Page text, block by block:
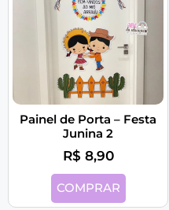
Painel de Porta – Festa
Junina 2
R$ 8,90
COMPRAR